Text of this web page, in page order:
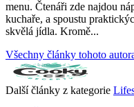
menu. Čtenáři zde najdou
kuchaře, a spoustu
skvělá jídla. Kromě...
Všechny články tohoto
Další články z kategorie